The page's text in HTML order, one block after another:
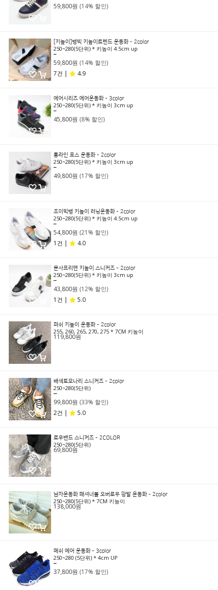
59,800원 (14% 할인)
[키높이]뱅빅 키높이트렌드 운동화 - 2color
250~280(5단위) * 키높이 4.5cm up
59,800원 (14% 할인)
7건 |
4.9
에어시리즈 에어운동화 - 3color
250~280(5단위) * 키높이 3cm up
45,800원 (8% 할인)
롱라인 포스 운동화 - 2color
250~280(5단위) * 키높이 3cm up
49,800원 (17% 할인)
조이빅뱅 키높이 러닝운동화 - 2color
250~280(5단위) * 키높이 4.5cm up
54,800원 (21% 할인)
1건 |
4.0
문사프리맨 키높이 스니커즈 - 2color
250~280(5단위) * 키높이 3cm up
43,800원 (12% 할인)
1건 |
5.0
퍼쉬 키높이 운동화 - 2color
255, 260, 265, 270, 275 * 7CM 키높이
119,800원
배색토모나리 스니커즈 - 2color
250~280(5단위)
99,800원 (33% 할인)
2건 |
5.0
로우밴드 스니커즈 - 2COLOR
250~280(5단위)
69,800원
남자운동화 패셔너블 오버로우 왕발 운동화 - 2color
250~280(5단위) * 7CM 키높이
138,000원
메쉬 에어 운동화 - 3color
250~280 (5단위) * 4cm UP
37,800원 (17% 할인)